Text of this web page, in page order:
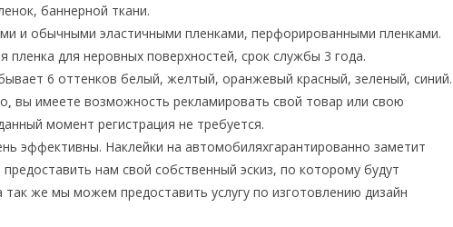
баннерной ткани.
и обычными эластичными пленками, перфорированными пленками.
пленка для неровных поверхностей, срок службы 3 года.
6 оттенков белый, желтый, оранжевый красный, зеленый, синий.
, вы имеете возможность рекламировать свой товар или свою
момент регистрация не требуется.
эффективны. Наклейки на автомобиляхгарантированно заметит
нам свой собственный эскиз, по которому будут
же мы можем предоставить услугу по изготовлению дизайн